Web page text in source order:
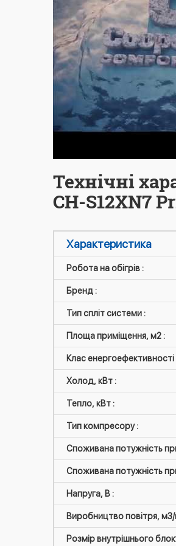
Технічні
CH-S12XN7
Характеристика
Робота на обігрів :
Бренд :
Тип спліт системи :
Площа приміщення, м2 :
Клас енергоефективності
Холод, кВт :
Тепло, кВт :
Тип компресору :
Споживана потужність
Споживана потужність при
Напруга, В :
Виробництво повітря,
Розмір внутрішнього